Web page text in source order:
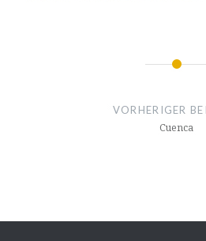
Beitragsnavigation
VORHERIGER
Cuenca